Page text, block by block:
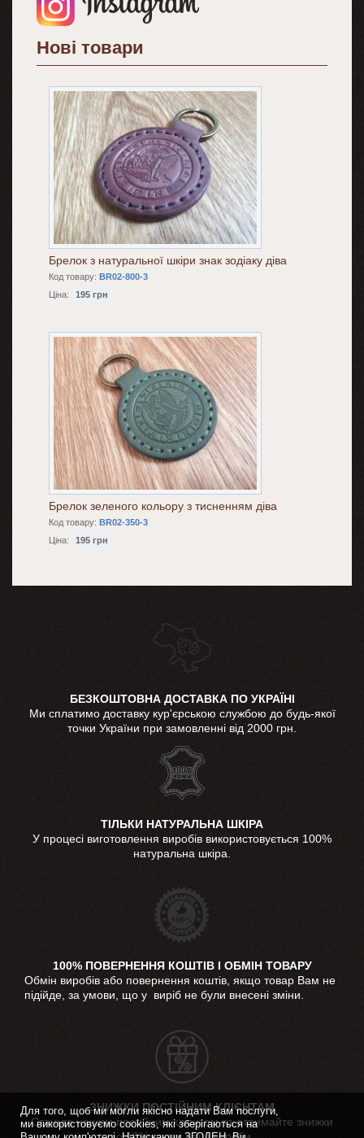
Нові товари
Брелок з натуральної шкіри знак зодіаку діва
Код товару: BR02-800-3
Ціна:
195 грн
Брелок зеленого кольору з тисненням діва
Код товару: BR02-350-3
Ціна:
195 грн
БЕЗКОШТОВНА ДОСТАВКА ПО УКРАЇНІ
Ми сплатимо доставку кур'єрською службою до будь-якої
точки України при замовленні від 2000 грн.
ТІЛЬКИ НАТУРАЛЬНА ШКІРА
У процесі виготовлення виробів використовується 100%
натуральна шкіра.
100% ПОВЕРНЕННЯ КОШТІВ І ОБМІН ТОВАРУ
Обмін виробів або повернення коштів, якщо товар Вам не
підійде, за умови, що у виріб не були внесені зміни.
ЗНИЖКИ ПОСТІЙНИМ КЛІЄНТАМ
Станьте нашим постійним клієнтом та отримайте знижки
Для того, щоб ми могли якісно надати Вам послуги,
ми використовуємо cookies, які зберігаються на